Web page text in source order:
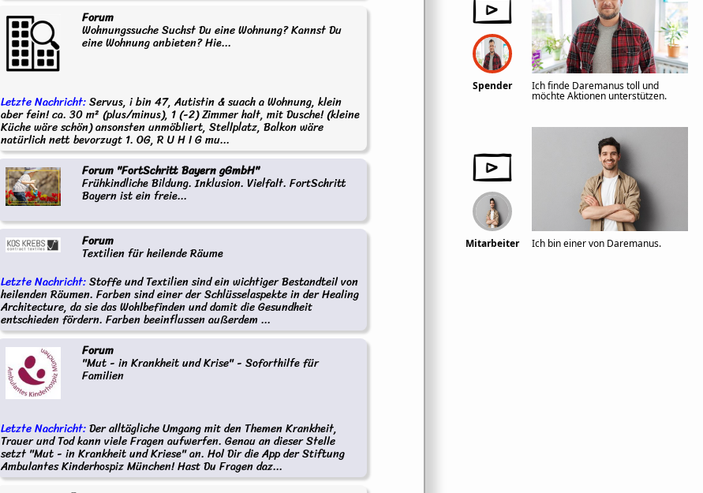
Forum
Wohnungssuche Suchst Du eine Wohnung? Kannst Du
eine Wohnung anbieten? Hie...
Letzte Nachricht:Servus, i bin 47, Autistin & suach a Wohnung, klein
aber fein! ca. 30 m² (plus/minus), 1 (-2) Zimmer halt, mit Dusche! (kleine
Küche wäre schön) ansonsten unmöbliert, Stellplatz, Balkon wäre
natürlich nett bevorzugt 1. OG, R U H I G mu...
Forum "FortSchritt Bayern gGmbH"
Frühkindliche Bildung. Inklusion. Vielfalt. FortSchritt
Bayern ist ein freie...
Forum
Textilien für heilende Räume
Letzte Nachricht:Stoffe und Textilien sind ein wichtiger Bestandteil von
heilenden Räumen. Farben sind einer der Schlüsselaspekte in der Healing
Architecture, da sie das Wohlbefinden und damit die Gesundheit
entschieden fördern. Farben beeinflussen außerdem ...
Forum
"Mut - in Krankheit und Krise" - Soforthilfe für
Familien
Letzte Nachricht:Der alltägliche Umgang mit den Themen Krankheit,
Trauer und Tod kann viele Fragen aufwerfen. Genau an dieser Stelle
setzt "Mut - in Krankheit und Kriese" an. Hol Dir die App der Stiftung
Ambulantes Kinderhospiz München! Hast Du Fragen daz...
Spender Ich finde Daremanus toll und
möchte Aktionen unterstützen.
Mitarbeiter Ich bin einer von Daremanus.